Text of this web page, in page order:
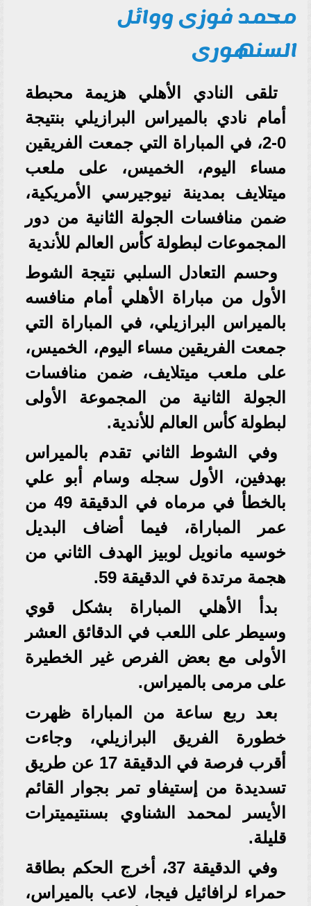
محمد فوزى ووائل
السنهورى
تلقى النادي الأهلي هزيمة محبطة
أمام نادي بالميراس البرازيلي بنتيجة
0-2، في المباراة التي جمعت الفريقين
مساء اليوم، الخميس، على ملعب
ميتلايف بمدينة نيوجيرسي الأمريكية،
ضمن منافسات الجولة الثانية من دور
المجموعات لبطولة كأس العالم للأندية
وحسم التعادل السلبي نتيجة الشوط
الأول من مباراة الأهلي أمام منافسه
بالميراس البرازيلي، في المباراة التي
جمعت الفريقين مساء اليوم، الخميس،
على ملعب ميتلايف، ضمن منافسات
الجولة الثانية من المجموعة الأولى
لبطولة كأس العالم للأندية.
وفي الشوط الثاني تقدم بالميراس
بهدفين، الأول سجله وسام أبو علي
بالخطأ في مرماه في الدقيقة 49 من
عمر المباراة، فيما أضاف البديل
خوسيه مانويل لوبيز الهدف الثاني من
هجمة مرتدة في الدقيقة 59.
بدأ الأهلي المباراة بشكل قوي
وسيطر على اللعب في الدقائق العشر
الأولى مع بعض الفرص غير الخطيرة
على مرمى بالميراس.
بعد ربع ساعة من المباراة ظهرت
خطورة الفريق البرازيلي، وجاءت
أقرب فرصة في الدقيقة 17 عن طريق
تسديدة من إستيفاو تمر بجوار القائم
الأيسر لمحمد الشناوي بسنتيميترات
قليلة.
وفي الدقيقة 37، أخرج الحكم بطاقة
حمراء لرافائيل فيجا، لاعب بالميراس،